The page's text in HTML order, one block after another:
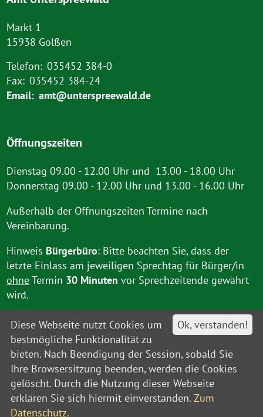
Markt 1
15938 Golßen
Telefon: 035452 384-0
Fax: 035452 384-24
Email: amt@unterspreewald.de
Öffnungszeiten
Dienstag 09.00 - 12.00 Uhr und 13.00 - 18.00 Uhr
Donnerstag 09.00 - 12.00 Uhr und 13.00 - 16.00 Uhr
Außerhalb der Öffnungszeiten Termine nach
Vereinbarung.
Hinweis Bürgerbüro: Bitte beachten Sie, dass der
letzte Einlass am jeweiligen Sprechtag für Bürger/in
ohneTermin 30 Minuten vor Sprechzeitende gewährt
wird.
Kontakt Impressum Datenschutz Barrierefreiheit Leitweg-IDs
Sitemap
Ok, verstanden!
Diese Webseite nutzt Cookies um
bestmögliche Funktionalität zu
bieten. Nach Beendigung der Session, sobald Sie
Ihre Browsersitzung beenden, werden die Cookies
gelöscht. Durch die Nutzung dieser Webseite
erklären Sie sich hiermit einverstanden. Zum
Datenschutz.